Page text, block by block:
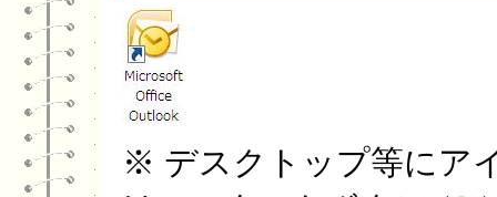
※ デスクトップ等にア